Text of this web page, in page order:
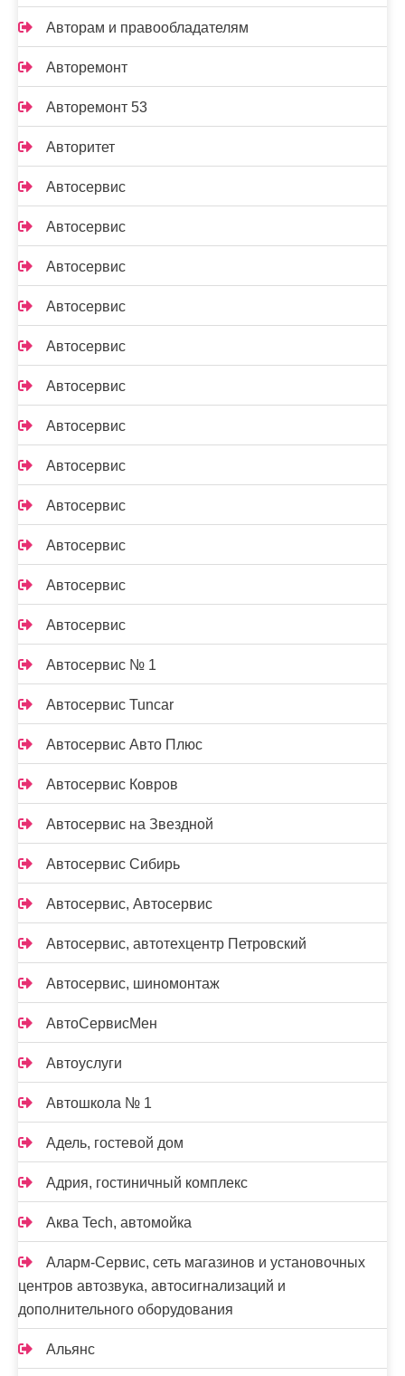
Авторам и правообладателям
Авторемонт
Авторемонт 53
Авторитет
Автосервис
Автосервис
Автосервис
Автосервис
Автосервис
Автосервис
Автосервис
Автосервис
Автосервис
Автосервис
Автосервис
Автосервис
Автосервис № 1
Автосервис Tuncar
Автосервис Авто Плюс
Автосервис Ковров
Автосервис на Звездной
Автосервис Сибирь
Автосервис, Автосервис
Автосервис, автотехцентр Петровский
Автосервис, шиномонтаж
АвтоСервисМен
Автоуслуги
Автошкола № 1
Адель, гостевой дом
Адрия, гостиничный комплекс
Аква Tech, автомойка
Аларм-Сервис, сеть магазинов и установочных
центров автозвука, автосигнализаций и
дополнительного оборудования
Альянс